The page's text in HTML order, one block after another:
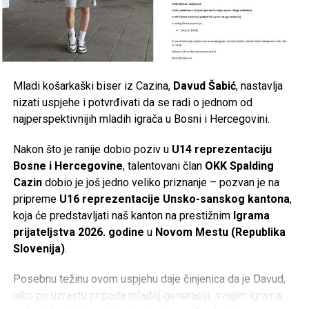
Mladi košarkaški biser iz Cazina, Davud Šabić, nastavlja
nizati uspjehe i potvrđivati da se radi o jednom od
najperspektivnijih mladih igrača u Bosni i Hercegovini.
Nakon što je ranije dobio poziv u U14 reprezentaciju
Bosne i Hercegovine, talentovani član OKK Spalding
Cazindobio je još jedno veliko priznanje – pozvan je na
pripreme U16 reprezentacije Unsko-sanskog kantona,
koja će predstavljati naš kanton na prestižnim Igrama
prijateljstva 2026. godine u Novom Mestu (Republika
Slovenija).
Posebnu težinu ovom uspjehu daje činjenica da je Davud,
iako po uzrastu pripada mlađoj generaciji, svojim igrama,